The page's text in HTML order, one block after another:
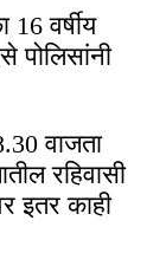
16 वर्षीय
पोलिसांनी
वाजता
रहिवासी
इतर काही